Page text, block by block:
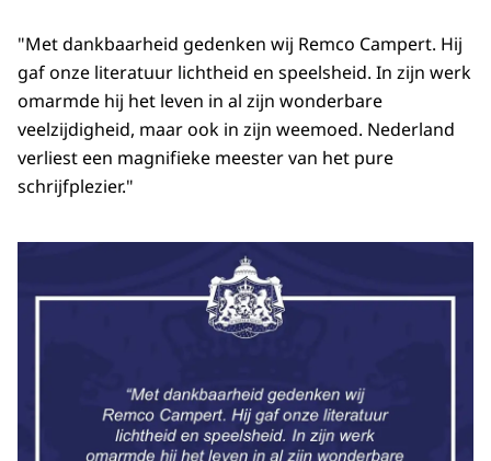
"Met dankbaarheid gedenken wij Remco Campert. Hij
gaf onze literatuur lichtheid en speelsheid. In zijn werk
omarmde hij het leven in al zijn wonderbare
veelzijdigheid, maar ook in zijn weemoed. Nederland
verliest een magnifieke meester van het pure
schrijfplezier."